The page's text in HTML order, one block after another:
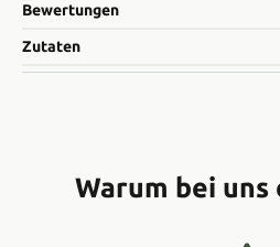
Bewertungen
Zutaten
Warum bei uns